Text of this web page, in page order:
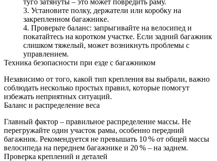
Установите полку, держатели или коробку на
закрепленном багажнике.
Проверьте баланс: запрыгивайте на велосипед и
покатайтесь на коротком участке. Если задний багажник
слишком тяжелый, может возникнуть проблемы с
управлением.
Техника безопасности при езде с багажником
Независимо от того, какой тип крепления вы выбрали, важно
соблюдать несколько простых правил, которые помогут
избежать неприятных ситуаций.
Баланс и распределение веса
Главный фактор – правильное распределение массы. Не
перегружайте один участок рамы, особенно передний
багажник. Рекомендуется не превышать 10 % от общей массы
велосипеда на переднем багажнике и 20 % – на заднем.
Проверка креплений и деталей